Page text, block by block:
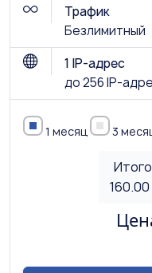
Трафик
Безлимитный
1 IP-адрес
до 256 IP-
1 месяц 3